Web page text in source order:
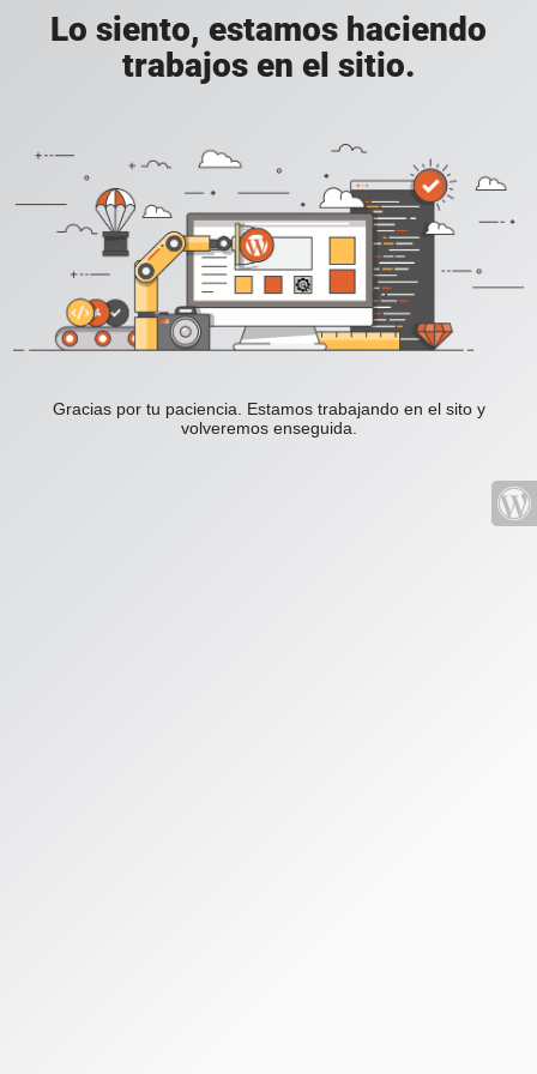
Lo siento, estamos haciendo
trabajos en el sitio.
Gracias por tu paciencia. Estamos trabajando en el sito y
volveremos enseguida.